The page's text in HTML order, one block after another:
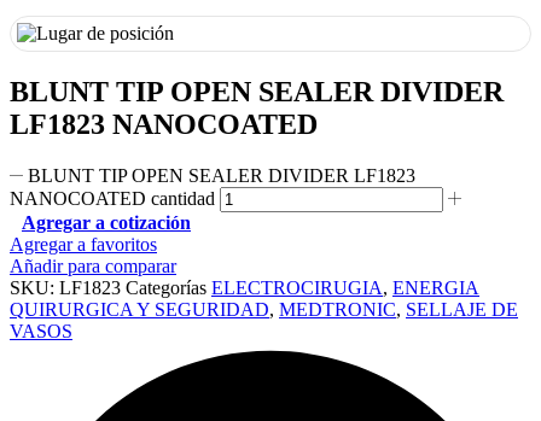
BLUNT TIP OPEN SEALER DIVIDER
LF1823 NANOCOATED
BLUNT TIP OPEN SEALER DIVIDER LF1823
NANOCOATED cantidad
Agregar a cotización
Agregar a favoritos
Añadir para comparar
SKU: LF1823 Categorías ELECTROCIRUGIA, ENERGIA
QUIRURGICA Y SEGURIDAD, MEDTRONIC, SELLAJE DE
VASOS